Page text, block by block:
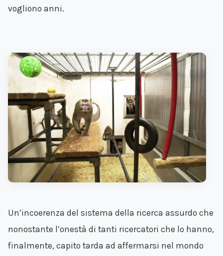
vogliono anni.
Un’incoerenza del sistema della ricerca assurdo che
nonostante l’onestà di tanti ricercatori che lo hanno,
finalmente, capito tarda ad affermarsi nel mondo